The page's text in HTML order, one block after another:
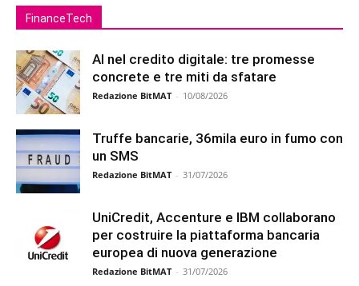
FinanceTech
AI nel credito digitale: tre promesse
concrete e tre miti da sfatare
Redazione BitMAT - 10/08/2026
Truffe bancarie, 36mila euro in fumo con
un SMS
Redazione BitMAT - 31/07/2026
UniCredit, Accenture e IBM collaborano
per costruire la piattaforma bancaria
europea di nuova generazione
Redazione BitMAT - 31/07/2026